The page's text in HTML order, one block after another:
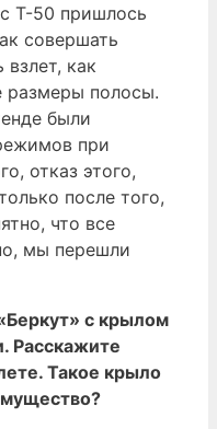
Т-50 пришлось
совершать
как
размеры полосы.
были
при
отказ этого,
после того,
что все
мы перешли
с крылом
Расскажите
Такое крыло